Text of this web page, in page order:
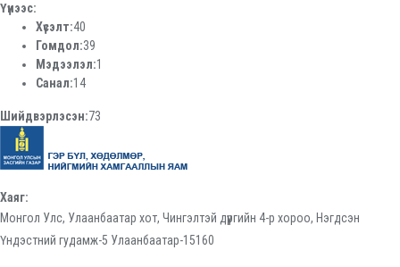
Үүнээс:
Хүсэлт:40
Гомдол:39
Мэдээлэл:1
Санал:14
Шийдвэрлэсэн:73
Хаяг:
Монгол Улс, Улаанбаатар хот, Чингэлтэй дүүргийн 4-р хороо, Нэгдсэн
Үндэстний гудамж-5 Улаанбаатар-15160